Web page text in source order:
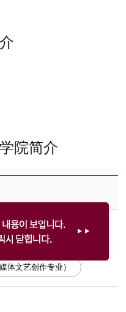
院简介
体育科学专业）
体文艺创作专业）